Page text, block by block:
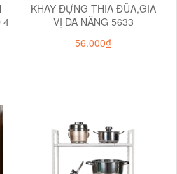
4
KHAY ĐỰNG THIA ĐŨA,GIA
VỊ ĐA NĂNG 5633
56.000₫